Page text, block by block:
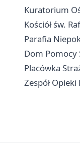
Kuratorium
Kościół św.
Parafia
Dom Pomocy
Placówka
Zespół